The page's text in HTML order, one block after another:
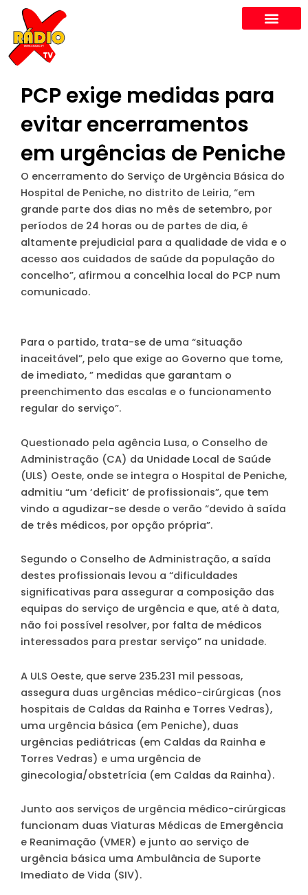
content
PCP exige medidas para
evitar encerramentos
em urgências de Peniche
O encerramento do Serviço de Urgência Básica do
Hospital de Peniche, no distrito de Leiria, “em
grande parte dos dias no mês de setembro, por
períodos de 24 horas ou de partes de dia, é
altamente prejudicial para a qualidade de vida e o
acesso aos cuidados de saúde da população do
concelho”, afirmou a concelhia local do PCP num
comunicado.
Para o partido, trata-se de uma “situação
inaceitável”, pelo que exige ao Governo que tome,
de imediato, ” medidas que garantam o
preenchimento das escalas e o funcionamento
regular do serviço”.
Questionado pela agência Lusa, o Conselho de
Administração (CA) da Unidade Local de Saúde
(ULS) Oeste, onde se integra o Hospital de Peniche,
admitiu “um ‘deficit’ de profissionais”, que tem
vindo a agudizar-se desde o verão “devido à saída
de três médicos, por opção própria”.
Segundo o Conselho de Administração, a saída
destes profissionais levou a “dificuldades
significativas para assegurar a composição das
equipas do serviço de urgência e que, até à data,
não foi possível resolver, por falta de médicos
interessados para prestar serviço” na unidade.
A ULS Oeste, que serve 235.231 mil pessoas,
assegura duas urgências médico-cirúrgicas (nos
hospitais de Caldas da Rainha e Torres Vedras),
uma urgência básica (em Peniche), duas
urgências pediátricas (em Caldas da Rainha e
Torres Vedras) e uma urgência de
ginecologia/obstetrícia (em Caldas da Rainha).
Junto aos serviços de urgência médico-cirúrgicas
funcionam duas Viaturas Médicas de Emergência
e Reanimação (VMER) e junto ao serviço de
urgência básica uma Ambulância de Suporte
Imediato de Vida (SIV).